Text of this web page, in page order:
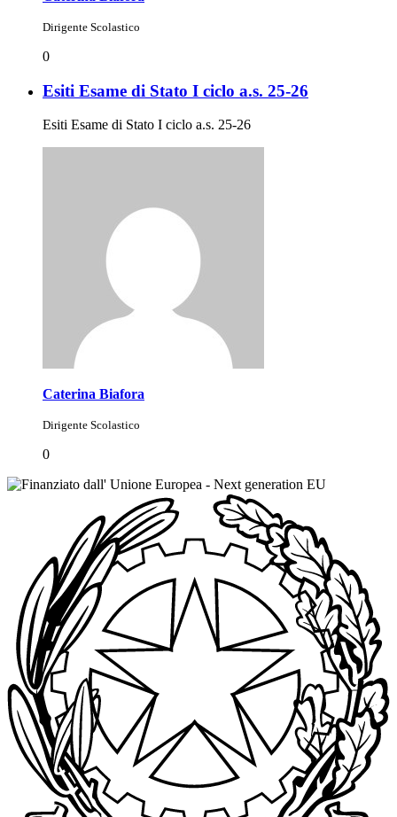
Dirigente Scolastico
0
Esiti Esame di Stato I ciclo a.s. 25-26
Esiti Esame di Stato I ciclo a.s. 25-26
Caterina Biafora
Dirigente Scolastico
0